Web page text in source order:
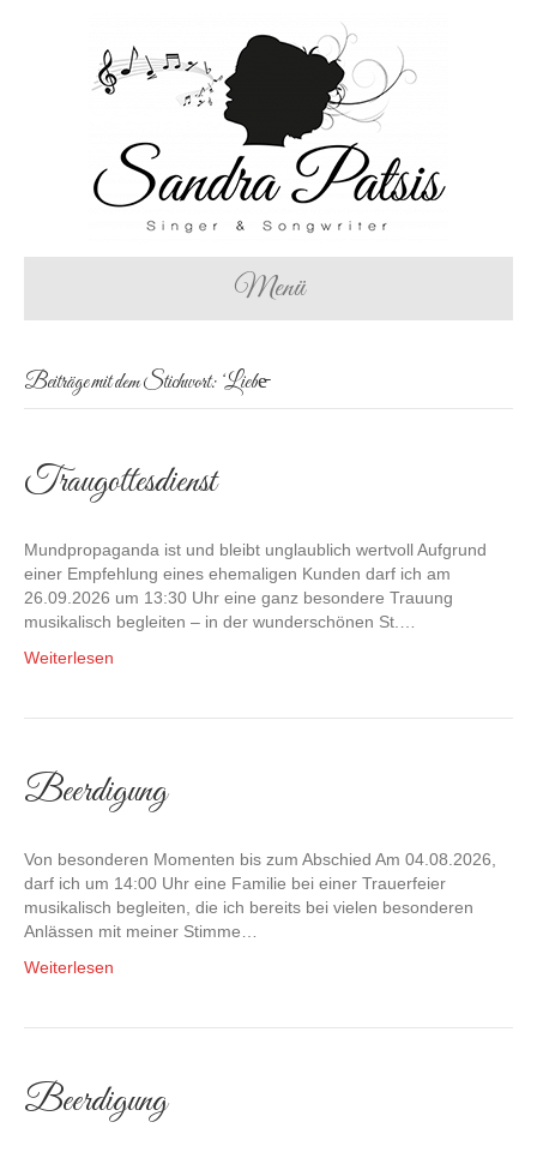
Menü
Beiträge mit dem Stichwort: ‘Liebe̵
Traugottesdienst
Mundpropaganda ist und bleibt unglaublich wertvoll Aufgrund
einer Empfehlung eines ehemaligen Kunden darf ich am
26.09.2026 um 13:30 Uhr eine ganz besondere Trauung
musikalisch begleiten – in der wunderschönen St.…
Weiterlesen
Beerdigung
Von besonderen Momenten bis zum Abschied Am 04.08.2026,
darf ich um 14:00 Uhr eine Familie bei einer Trauerfeier
musikalisch begleiten, die ich bereits bei vielen besonderen
Anlässen mit meiner Stimme…
Weiterlesen
Beerdigung